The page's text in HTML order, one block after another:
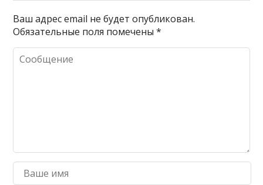
Ваш адрес email не будет опубликован.
Обязательные поля помечены*